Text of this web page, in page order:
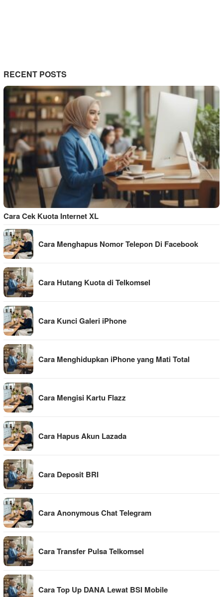
RECENT POSTS
Cara Cek Kuota Internet XL
Cara Menghapus Nomor Telepon Di Facebook
Cara Hutang Kuota di Telkomsel
Cara Kunci Galeri iPhone
Cara Menghidupkan iPhone yang Mati Total
Cara Mengisi Kartu Flazz
Cara Hapus Akun Lazada
Cara Deposit BRI
Cara Anonymous Chat Telegram
Cara Transfer Pulsa Telkomsel
Cara Top Up DANA Lewat BSI Mobile